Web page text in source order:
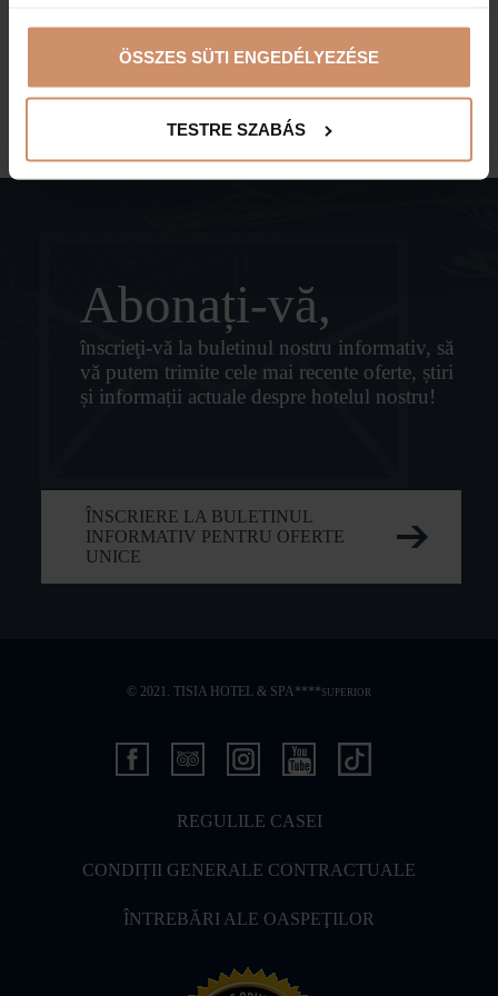
ÖSSZES SÜTI ENGEDÉLYEZÉSE
TESTRE SZABÁS
ÎNAPOI LA OBIECTIVELE TURISTICE
Abonați-vă,
înscrieţi-vă la buletinul nostru informativ, să
vă putem trimite cele mai recente oferte, știri
și informații actuale despre hotelul nostru!
ÎNSCRIERE LA BULETINUL
INFORMATIV PENTRU OFERTE
UNICE
© 2021. TISIA HOTEL & SPA**** SUPERIOR
REGULILE CASEI
CONDIȚII GENERALE CONTRACTUALE
ÎNTREBĂRI ALE OASPEŢILOR